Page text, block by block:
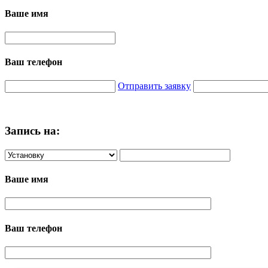
Ваше имя
Ваш телефон
Отправить заявку
Запись на:
Ваше имя
Ваш телефон